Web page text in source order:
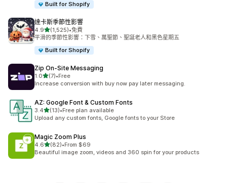
Built for Shopify
達卡斯季節性影響
4.9滿分 5 顆星
(1,525)
共有 1525 則評價
•免費
平滑的季節性影響：下雪、萬聖節、聖誕老人和黑色星期五
Built for Shopify
Zip On‑Site Messaging
1.0滿分 5 顆星
(7)
共有 7 則評價
•Free
Increase conversion with buy now pay later messaging.
AZ: Google Font & Custom Fonts
3.4滿分 5 顆星
(13)
共有 13 則評價
•Free plan available
Upload any custom fonts, Google fonts to your Store
Magic Zoom Plus
4.6滿分 5 顆星
(82)
共有 82 則評價
•From $69
Beautiful image zoom, videos and 360 spin for your products